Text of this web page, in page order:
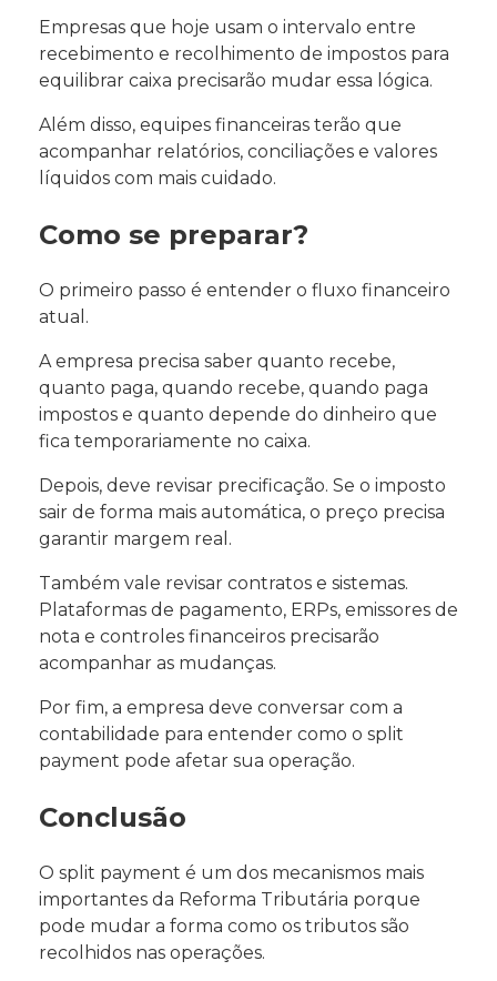
Empresas que hoje usam o intervalo entre
recebimento e recolhimento de impostos para
equilibrar caixa precisarão mudar essa lógica.
Além disso, equipes financeiras terão que
acompanhar relatórios, conciliações e valores
líquidos com mais cuidado.
Como se preparar?
O primeiro passo é entender o fluxo financeiro
atual.
A empresa precisa saber quanto recebe,
quanto paga, quando recebe, quando paga
impostos e quanto depende do dinheiro que
fica temporariamente no caixa.
Depois, deve revisar precificação. Se o imposto
sair de forma mais automática, o preço precisa
garantir margem real.
Também vale revisar contratos e sistemas.
Plataformas de pagamento, ERPs, emissores de
nota e controles financeiros precisarão
acompanhar as mudanças.
Por fim, a empresa deve conversar com a
contabilidade para entender como o split
payment pode afetar sua operação.
Conclusão
O split payment é um dos mecanismos mais
importantes da Reforma Tributária porque
pode mudar a forma como os tributos são
recolhidos nas operações.